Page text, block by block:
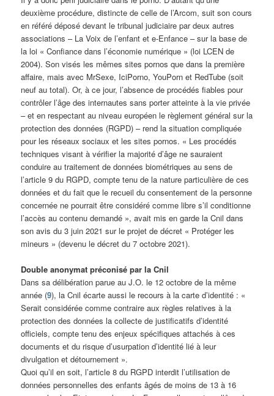
deuxième procédure, distincte de celle de l’Arcom, suit son cours
en référé déposé devant le tribunal judiciaire par deux autres
associations – La Voix de l’enfant et e-Enfance – sur la base de
la loi « Confiance dans l’économie numérique » (loi LCEN de
2004). Son visés les mêmes sites pornos que dans la première
affaire, mais avec MrSexe, IciPorno, YouPorn et RedTube (soit
neuf au total). Or, à ce jour, l’absence de procédés fiables pour
contrôler l’âge des internautes sans porter atteinte à la vie privée
– et en respectant au niveau européen le règlement général sur la
protection des données (RGPD) – rend la situation compliquée
pour les réseaux sociaux et les sites pornos. « Les procédés
techniques visant à vérifier la majorité d’âge ne sauraient
conduire au traitement de données biométriques au sens de
l’article 9 du RGPD, compte tenu de la nature particulière de ces
données et du fait que le recueil du consentement de la personne
concernée ne pourrait être considéré comme libre s’il conditionne
l’accès au contenu demandé », avait mis en garde la Cnil dans
son avis du 3 juin 2021 sur le projet de décret « Protéger les
mineurs » (devenu le décret du 7 octobre 2021).
Double anonymat préconisé par la Cnil
Dans sa délibération parue au J.O. le 12 octobre de la même
année (9), la Cnil écarte aussi le recours à la carte d’identité : «
Serait considérée comme contraire aux règles relatives à la
protection des données la collecte de justificatifs d’identité
officiels, compte tenu des enjeux spécifiques attachés à ces
documents et du risque d’usurpation d’identité lié à leur
divulgation et détournement ».
Quoi qu’il en soit, l’article 8 du RGPD interdit l’utilisation de
données personnelles des enfants âgés de moins de 13 à 16